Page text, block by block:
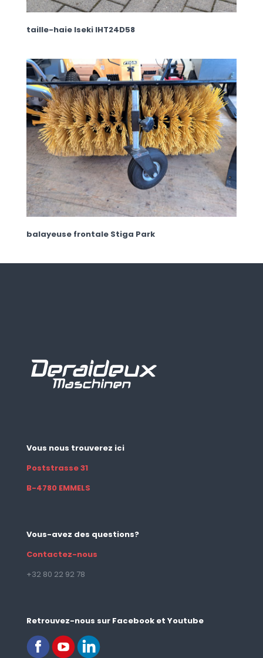
taille-haie Iseki IHT24D58
balayeuse frontale Stiga Park
Vous nous trouverez ici
Poststrasse 31
B-4780 EMMELS
Vous-avez des questions?
Contactez-nous
+32 80 22 92 78
Retrouvez-nous sur Facebook et Youtube